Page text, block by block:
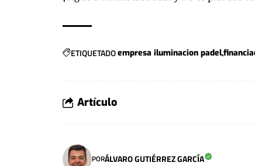
ETIQUETADOempresa iluminacion padel
Artículo
PORÁLVARO GUTIÉRREZ GARCÍA